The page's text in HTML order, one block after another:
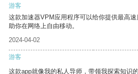
游客
这款加速器VPM应用程序可以给你提供最高
助你在网络上自由移动。
2024-04-02
游客
这款app就像我的私人导师，带领我探索知识的